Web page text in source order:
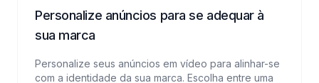
Personalize anúncios para se adequar à
sua marca
Personalize seus anúncios em vídeo para alinhar-se
com a identidade da sua marca. Escolha entre uma